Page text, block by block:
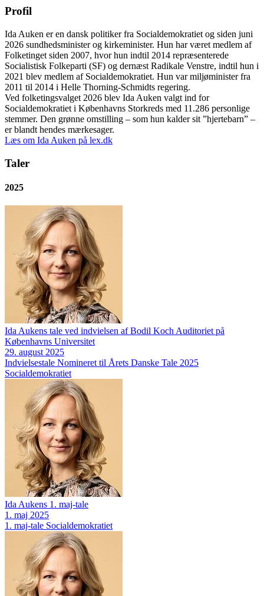
Profil
Ida Auken er en dansk politiker fra Socialdemokratiet og siden juni
2026 sundhedsminister og kirkeminister. Hun har været medlem af
Folketinget siden 2007, hvor hun indtil 2014 repræsenterede
Socialistisk Folkeparti (SF) og dernæst Radikale Venstre, indtil hun i
2021 blev medlem af Socialdemokratiet. Hun var miljøminister fra
2011 til 2014 i Helle Thorning-Schmidts regering.
Ved folketingsvalget 2026 blev Ida Auken valgt ind for
Socialdemokratiet i Københavns Storkreds med 11.286 personlige
stemmer. Den grønne omstilling – som hun kalder sit ”hjertebarn” –
er blandt hendes mærkesager.
Læs om Ida Auken på lex.dk
Taler
2025
Ida Aukens tale ved indvielsen af Bodil Koch Auditoriet på
Københavns Universitet
29. august 2025
Indvielsestale Nomineret til Årets Danske Tale 2025
Socialdemokratiet
Ida Aukens 1. maj-tale
1. maj 2025
1. maj-tale Socialdemokratiet